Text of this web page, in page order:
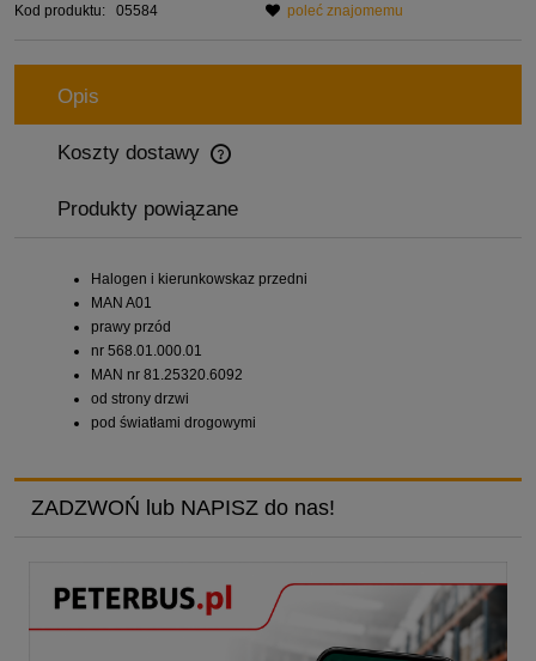
Kod produktu:
05584
poleć znajomemu
Opis
Koszty dostawy
Cena nie zawiera ewentualnych kosztów płatności
Produkty powiązane
Halogen i kierunkowskaz przedni
MAN A01
prawy przód
nr 568.01.000.01
MAN nr 81.25320.6092
od strony drzwi
pod światłami drogowymi
ZADZWOŃ lub NAPISZ do nas!